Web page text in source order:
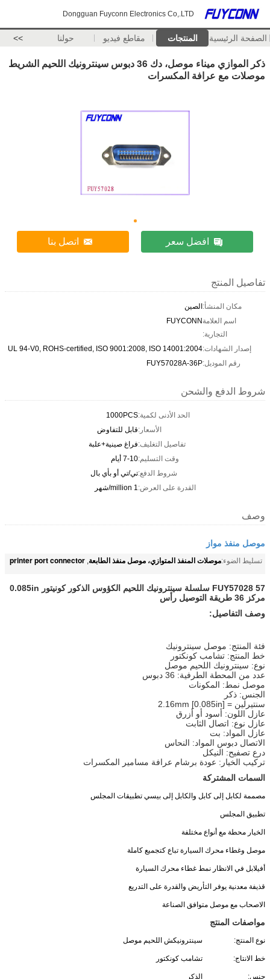
Dongguan Fuyconn Electronics Co,.LTD
الصفحة الرئيسية المنتجات مقاطع فيديو حولنا >>
ذكر الموازي ميناء موصل، دك 36 دبوس سينترونيك اللحيم الشريط
موصلات مع عرافة المكسرات
افضل سعر اتصل بنا
تفاصيل المنتج
مكان المنشأ:الصين
اسم العلامة
التجارية:
FUYCONN
إصدار الشهادات:UL 94-V0, ROHS-certified, ISO 9001:2008, ISO 14001:2004
رقم الموديل:FUY57028A-36P
شروط الدفع والشحن
الحد الأدنى لكمية:1000PCS
الأسعار:قابل للتفاوض
تفاصيل التغليف:فراغ صينية+علبة
وقت التسليم:7-10 أيام
شروط الدفع:تي/تي أو بأي بال
القدرة على العرض:1 million/شهر
وصف
موصل منفذ مواز
تسليط الضوء:موصلات المنفذ المتوازي، موصل منفذ الطابعة,
printer port connector
FUY57028 57 سلسلة سينترونيك اللحيم الكؤوس الذكور كونيتور 0.085in
مركز 36 طريقة التوصيل رأس
وصف التفاصيل:
فئة المنتج: موصل سينترونيك
خط المنتج: تشامب كونكتور
نوع: سينترونيك اللحيم موصل
عدد من المحطة الطرفية: 36 دبوس
موصل نمط: المكونات
الجنس: ذكر
سنتيرلين = 2.16mm [0.085in]
عازل اللون: أسود أو أزرق
عازل نوع: اتصال الثابت
عازل المواد: بت
الاتصال دبوس المواد: النحاس
درع تصفيح: النيكل
تركيب الخيار: عودة برشام عرافة مسامير المكسرات
السمات المشتركة
مصممة لكابل إلى كابل والكابل إلى بيسي تطبيقات المجلس
تطبيق المجلس
الخيار محطة مع أنواع مختلفة
موصل وغطاء محرك السيارة تباع كتجميع كاملة
أفيلابل في الانظار نمط غطاء محرك السيارة
قذيفة معدنية يوفر التأريض والقدرة على التدريع
الاصحاب مع موصل متوافق الصناعة
مواصفات المنتج
نوع المنتج: سينترونيكش اللحيم موصل
خط الانتاج: تشامب كونكتور
جنس: الذكر